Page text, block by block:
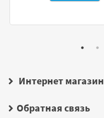
Интернет магазин
Обратная связь